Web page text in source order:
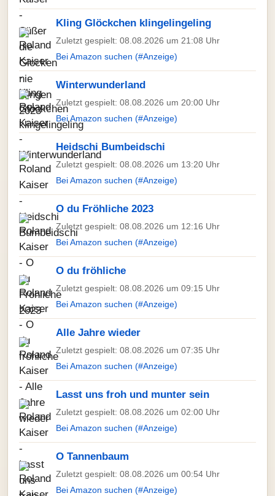
Kling Glöckchen klingelingeling
Zuletzt gespielt: 08.08.2026 um 21:08 Uhr
Bei Amazon suchen (#Anzeige)
Winterwunderland
Zuletzt gespielt: 08.08.2026 um 20:00 Uhr
Bei Amazon suchen (#Anzeige)
Heidschi Bumbeidschi
Zuletzt gespielt: 08.08.2026 um 13:20 Uhr
Bei Amazon suchen (#Anzeige)
O du Fröhliche 2023
Zuletzt gespielt: 08.08.2026 um 12:16 Uhr
Bei Amazon suchen (#Anzeige)
O du fröhliche
Zuletzt gespielt: 08.08.2026 um 09:15 Uhr
Bei Amazon suchen (#Anzeige)
Alle Jahre wieder
Zuletzt gespielt: 08.08.2026 um 07:35 Uhr
Bei Amazon suchen (#Anzeige)
Lasst uns froh und munter sein
Zuletzt gespielt: 08.08.2026 um 02:00 Uhr
Bei Amazon suchen (#Anzeige)
O Tannenbaum
Zuletzt gespielt: 08.08.2026 um 00:54 Uhr
Bei Amazon suchen (#Anzeige)